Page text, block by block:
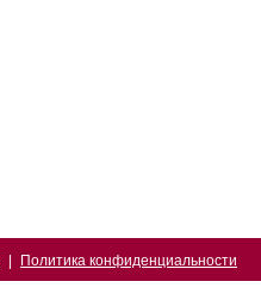
Политика конфиденциальности